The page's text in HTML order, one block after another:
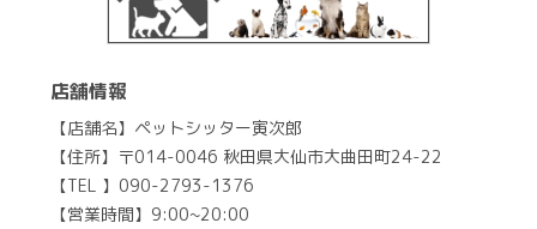
店舗情報
【店舗名】ペットシッター寅次郎
【住所】〒014-0046 秋田県大仙市大曲田町24-22
【TEL 】090-2793-1376
【営業時間】9:00~20:00